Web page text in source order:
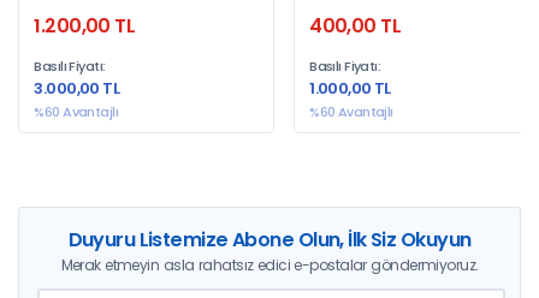
1.200,00 TL
Basılı Fiyatı:
3.000,00 TL
%60 Avantajlı
400,00 TL
Basılı Fiyatı:
1.000,00 TL
%60 Avantajlı
Duyuru Listemize Abone Olun, İlk Siz Okuyun
Merak etmeyin asla rahatsız edici e-postalar göndermiyoruz.